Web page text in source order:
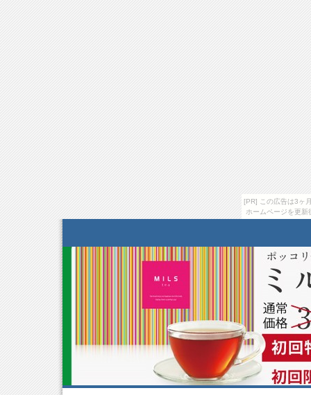
[PR] この広告は3ヶ
ホームページを更